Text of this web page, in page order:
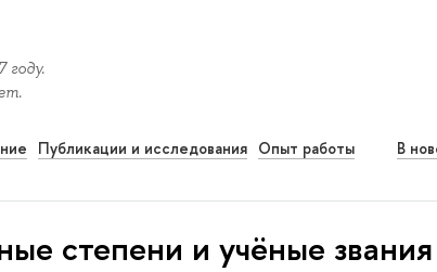
Публикации и исследования Опыт работы В
степени и учёные звания